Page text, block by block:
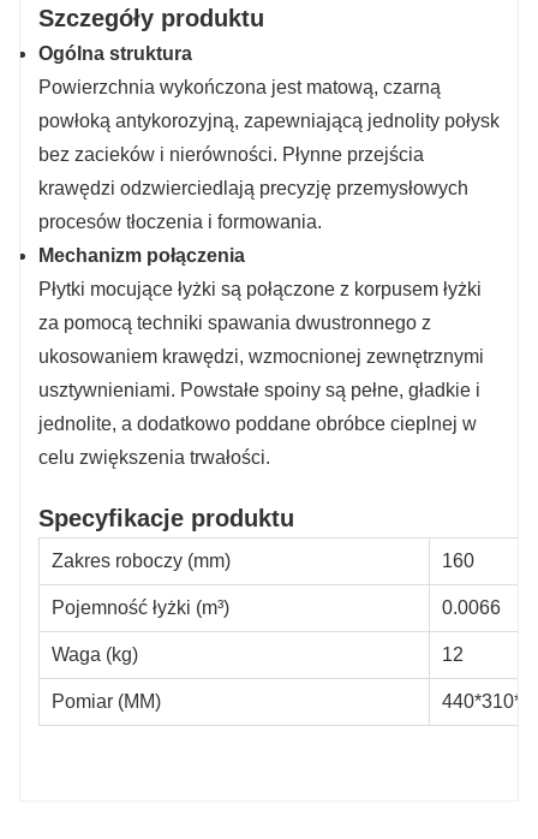
Szczegóły produktu
Ogólna struktura
Powierzchnia wykończona jest matową, czarną
powłoką antykorozyjną, zapewniającą jednolity połysk
bez zacieków i nierówności. Płynne przejścia
krawędzi odzwierciedlają precyzję przemysłowych
procesów tłoczenia i formowania.
Mechanizm połączenia
Płytki mocujące łyżki są połączone z korpusem łyżki
za pomocą techniki spawania dwustronnego z
ukosowaniem krawędzi, wzmocnionej zewnętrznymi
usztywnieniami. Powstałe spoiny są pełne, gładkie i
jednolite, a dodatkowo poddane obróbce cieplnej w
celu zwiększenia trwałości.
Specyfikacje produktu
Zakres roboczy (mm) 160
Pojemność łyżki (m³) 0.0066
Waga (kg) 12
Pomiar (MM)